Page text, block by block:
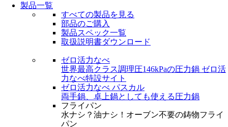
製品一覧
すべての製品を見る
部品のご購入
製品スペック一覧
取扱説明書ダウンロード
ゼロ活力なべ
世界最高クラス調理圧146kPaの圧力鍋 ゼロ活
力なべ特設サイト
ゼロ活力なべ パスカル
両手鍋、卓上鍋としても使える圧力鍋
フライパン
水ナシ？油ナシ！オーブン不要の鋳物フライ
パン